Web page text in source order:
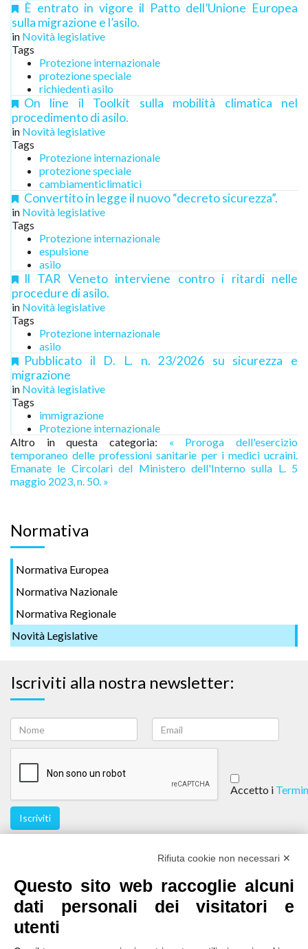
È entrato in vigore il Patto dell’Unione Europea
sulla migrazione e l’asilo.
in Novità legislative
Tags
Protezione internazionale
protezione speciale
richiedenti asilo
On line il Toolkit sulla mobilità climatica nel
procedimento di asilo.
in Novità legislative
Tags
Protezione internazionale
protezione speciale
cambiamenticlimatici
Convertito in legge il nuovo “decreto sicurezza”.
in Novità legislative
Tags
Protezione internazionale
espulsione
asilo
Il TAR Veneto interviene contro i ritardi nelle
procedure di asilo.
in Novità legislative
Tags
Protezione internazionale
asilo
Pubblicato il D. L. n. 23/2026 su sicurezza e
migrazione
in Novità legislative
Tags
immigrazione
Protezione internazionale
Altro in questa categoria:
« Proroga dell'esercizio
temporaneo delle professioni sanitarie per i medici ucraini.
Emanate le Circolari del Ministero dell'Interno sulla L. 5
maggio 2023, n. 50. »
Normativa
Normativa Europea
Normativa Nazionale
Normativa Regionale
Novità Legislative
Iscriviti alla nostra newsletter:
Accetto i
Iscriviti
Rifiuta cookie non necessari ✕
Questo sito web raccoglie alcuni
dati personali dei visitatori e
utenti